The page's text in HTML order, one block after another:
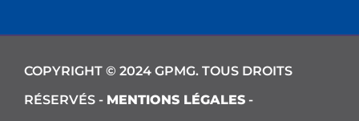
COPYRIGHT © 2024 GPMG. TOUS DROITS
RÉSERVÉS - MENTIONS LÉGALES -